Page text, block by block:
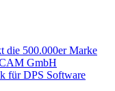
die 500.000er Marke
GmbH
für DPS Software